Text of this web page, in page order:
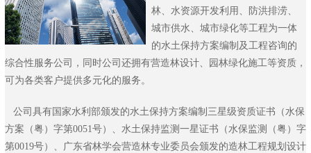
林、水资源开发利用、防洪排涝、
城市供水、城市绿化等工程为一体
的水土保持方案编制及工程咨询的
综合性服务公司，同时公司还拥有营造林设计、园林绿化施工等资质，
可为各类客户提供多元化的服务。
公司具有国家水利部颁发的水土保持方案编制三星级资质证书（水保
方案（粤）字第0051号）、水土保持监测一星证书（水保监测（粤）字
第0019号）、广东省林学会营造林专业委员会颁发的造林工程规划设计